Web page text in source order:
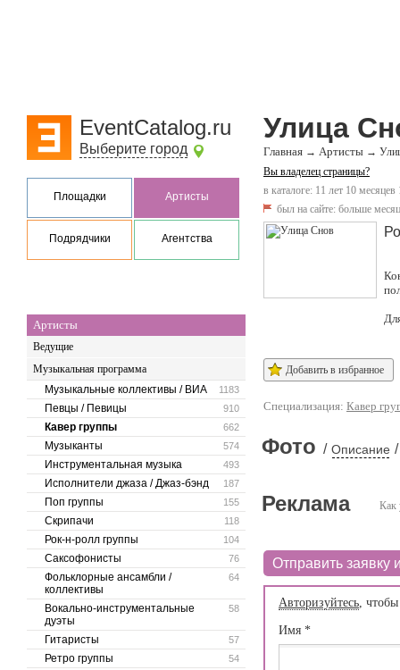
EventCatalog.ru
Выберите город
Площадки Артисты
Подрядчики Агентства
Артисты
Ведущие
Музыкальная программа
1183
Музыкальные коллективы / ВИА
910
Певцы / Певицы
662
Кавер группы
574
Музыканты
493
Инструментальная музыка
187
Исполнители джаза / Джаз-бэнд
155
Поп группы
118
Скрипачи
104
Рок-н-ролл группы
76
Саксофонисты
64
Фольклорные ансамбли /
коллективы
58
Вокально-инструментальные
дуэты
57
Гитаристы
54
Ретро группы
Улица
Главная → Артисты →
Вы владелец страницы?
в каталоге: 11 лет 10 месяцев
был на сайте: больше
Добавить в избранное
Специализация: Кавер
Фото / Описание /
Как
Реклама
Отправить заявку
Авторизуйтесь,
Имя *